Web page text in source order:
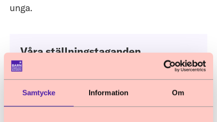
Samtycke Information Om
unga.
Våra ställningstaganden
Läs mer om hur barns rättigheter kan
stärkas och vilka förslag vi lagt fram för att
förbättra för barn i Sverige.